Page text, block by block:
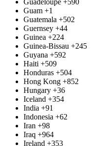
Guadeloupe +590
Guam +1
Guatemala +502
Guernsey +44
Guinea +224
Guinea-Bissau +245
Guyana +592
Haiti +509
Honduras +504
Hong Kong +852
Hungary +36
Iceland +354
India +91
Indonesia +62
Iran +98
Iraq +964
Ireland +353